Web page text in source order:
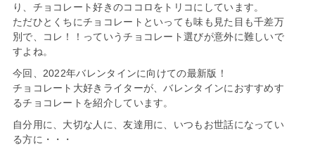
り、チョコレート好きのココロをトリコにしています。
ただひとくちにチョコレートといっても味も見た目も千差万
別で、コレ！！っていうチョコレート選びが意外に難しいで
すよね。
今回、2022年バレンタインに向けての最新版！
チョコレート大好きライターが、バレンタインにおすすめす
るチョコレートを紹介しています。
自分用に、大切な人に、友達用に、いつもお世話になってい
る方に・・・